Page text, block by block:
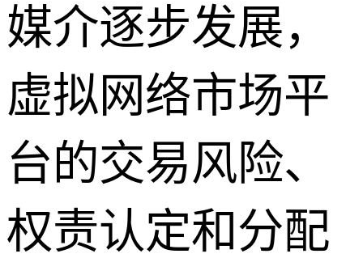
媒介逐步发展，
虚拟网络市场平
台的交易风险、
权责认定和分配